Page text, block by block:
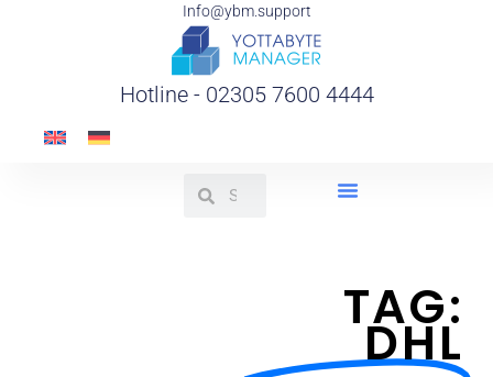
Info@ybm.support
Hotline - 02305 7600 4444
TAG:
DHL